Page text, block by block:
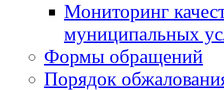
Мониторинг
муниципальных
Формы обращений
Порядок